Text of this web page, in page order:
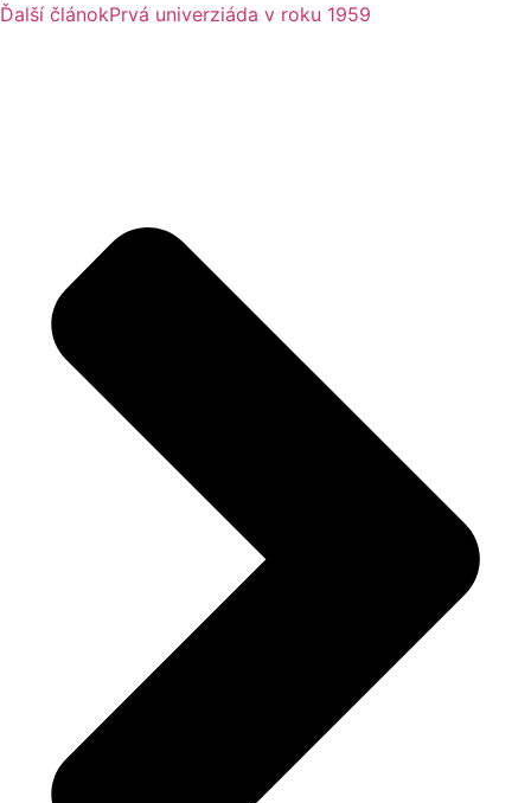
Ďalší článokPrvá univerziáda v roku 1959